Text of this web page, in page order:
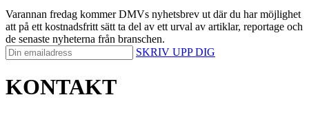
Varannan fredag kommer DMVs nyhetsbrev ut där du har möjlighet
att på ett kostnadsfritt sätt ta del av ett urval av artiklar, reportage och
de senaste nyheterna från branschen.
SKRIV UPP DIG
KONTAKT